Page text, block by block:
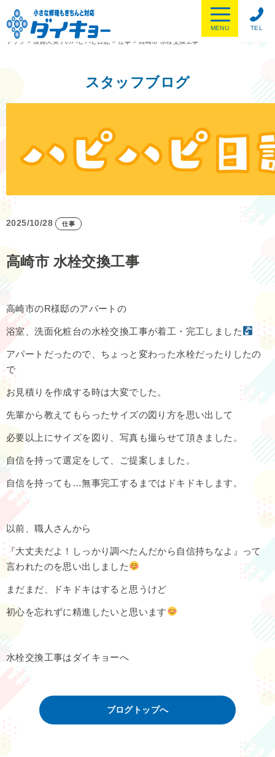
TEL
MENU
トップ
> 淡路久美子のハピハピ日記 > 仕事 > 高崎市 水栓交換工事
スタッフブログ
2025/10/28 仕事
高崎市 水栓交換工事
高崎市のR様邸のアパートの
浴室、洗面化粧台の水栓交換工事が着工・完工しました
アパートだったので、ちょっと変わった水栓だったりしたの
で
お見積りを作成する時は大変でした。
先輩から教えてもらったサイズの図り方を思い出して
必要以上にサイズを図り、写真も撮らせて頂きました。
自信を持って選定をして、ご提案しました。
自信を持っても…無事完工するまではドキドキします。
以前、職人さんから
『大丈夫だよ！しっかり調べたんだから自信持ちなよ』って
言われたのを思い出しました
まだまだ、ドキドキはすると思うけど
初心を忘れずに精進したいと思います
水栓交換工事はダイキョーへ
ブログトップへ